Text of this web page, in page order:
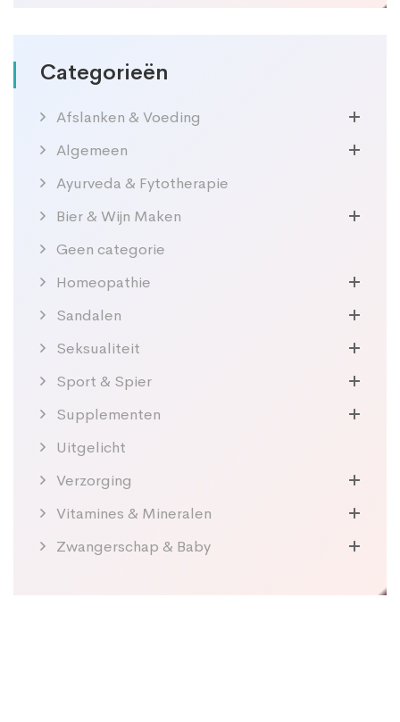
Categorieën
Afslanken & Voeding
Algemeen
Ayurveda & Fytotherapie
Bier & Wijn Maken
Geen categorie
Homeopathie
Sandalen
Seksualiteit
Sport & Spier
Supplementen
Uitgelicht
Verzorging
Vitamines & Mineralen
Zwangerschap & Baby